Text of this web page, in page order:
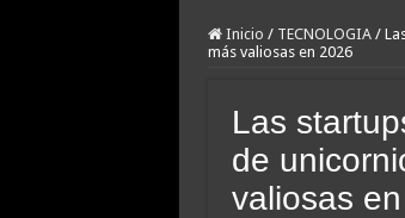
Inicio / TECNOLOGIA /
más valiosas en 2026
Las
de
valiosas